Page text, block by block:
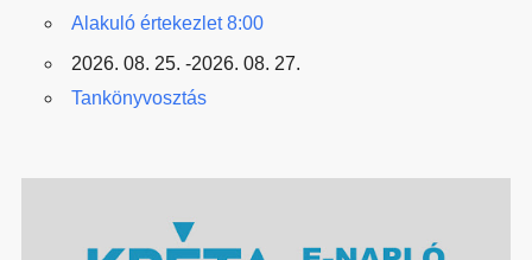
Alakuló értekezlet 8:00
2026. 08. 25. -2026. 08. 27.
Tankönyvosztás